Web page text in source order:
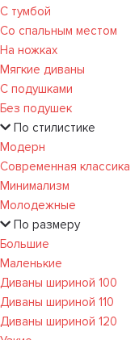
С тумбой
Со спальным местом
На ножках
Мягкие диваны
С подушками
Без подушек
По стилистике
Модерн
Современная классика
Минимализм
Молодежные
По размеру
Большие
Маленькие
Диваны шириной 100
Диваны шириной 110
Диваны шириной 120